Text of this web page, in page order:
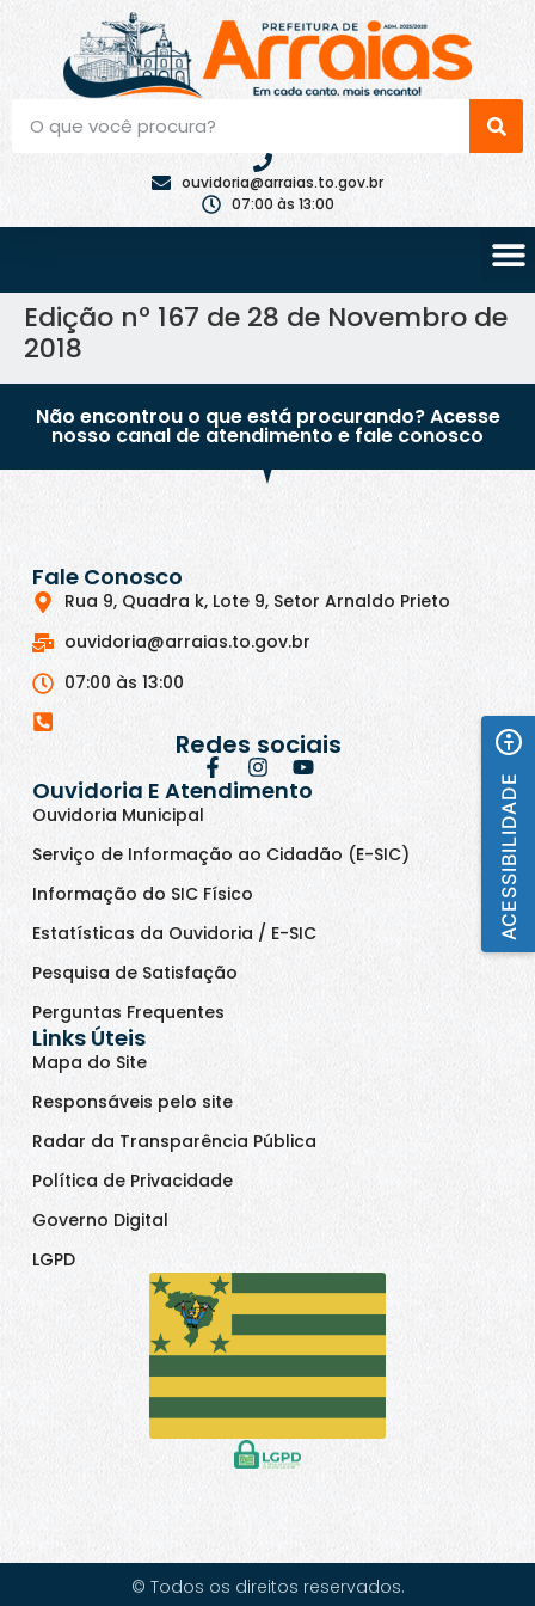
ouvidoria@arraias.to.gov.br
07:00 às 13:00
Edição nº 167 de 28 de Novembro de
2018
Não encontrou o que está procurando? Acesse
nosso canal de atendimento e fale conosco
Fale Conosco
Rua 9, Quadra k, Lote 9, Setor Arnaldo Prieto
ouvidoria@arraias.to.gov.br
07:00 às 13:00
Redes sociais
Ouvidoria E Atendimento
Ouvidoria Municipal
Serviço de Informação ao Cidadão (E-SIC)
Informação do SIC Físico
Estatísticas da Ouvidoria / E-SIC
Pesquisa de Satisfação
Perguntas Frequentes
Links Úteis
Mapa do Site
Responsáveis pelo site
Radar da Transparência Pública
Política de Privacidade
Governo Digital
LGPD
© Todos os direitos reservados.
ACESSIBILIDADE